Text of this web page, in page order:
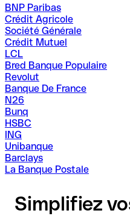
BNP Paribas
Crédit Agricole
Société Générale
Crédit Mutuel
LCL
Bred Banque Populaire
Revolut
Banque De France
N26
Bunq
HSBC
ING
Unibanque
Barclays
La Banque Postale
Simplifiez